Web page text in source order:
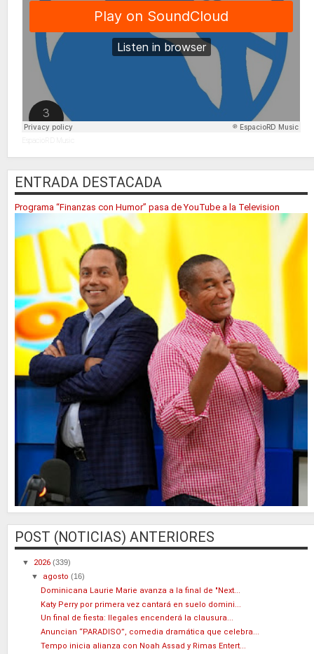
EspacioRD Music
ENTRADA DESTACADA
Programa “Finanzas con Humor” pasa de YouTube a la Television
POST (NOTICIAS) ANTERIORES
▼ 2026 (339)
▼ agosto(16)
Dominicana Laurie Marie avanza a la final de "Next...
Katy Perry por primera vez cantará en suelo domini...
Un final de fiesta: Ilegales encenderá la clausura...
Anuncian “PARADISO”, comedia dramática que celebra...
Tempo inicia alianza con Noah Assad y Rimas Entert...